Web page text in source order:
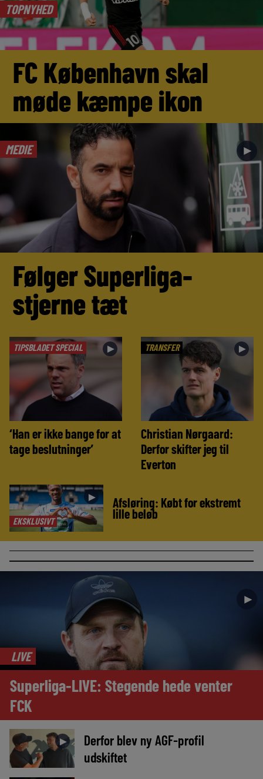
TOPNYHED
FC København skal
møde kæmpe ikon
MEDIE ►
Følger Superliga-
stjerne tæt
TIPSBLADET SPECIAL ►
‘Han er ikke bange for at
tage beslutninger’
TRANSFER ►
Christian Nørgaard:
Derfor skifter jeg til
Everton
EKSKLUSIVT
► Afsløring: Købt for ekstremt
lille beløb
►
LIVE
Superliga-LIVE: Stegende hede venter
FCK
►
Derfor blev ny AGF-profil
udskiftet